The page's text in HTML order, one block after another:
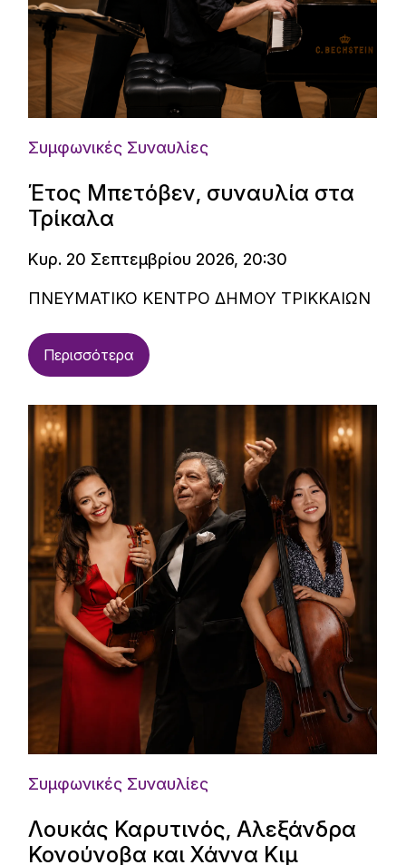
Συμφωνικές Συναυλίες
Έτος Μπετόβεν, συναυλία στα
Τρίκαλα
Κυρ. 20 Σεπτεμβρίου 2026, 20:30
ΠΝΕΥΜΑΤΙΚΟ ΚΕΝΤΡΟ ΔΗΜΟΥ ΤΡΙΚΚΑΙΩΝ
Περισσότερα
Συμφωνικές Συναυλίες
Λουκάς Καρυτινός, Αλεξάνδρα
Κονούνοβα και Χάννα Κιμ